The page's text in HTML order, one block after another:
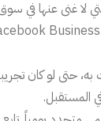
حتى لو كان
المستقبل.